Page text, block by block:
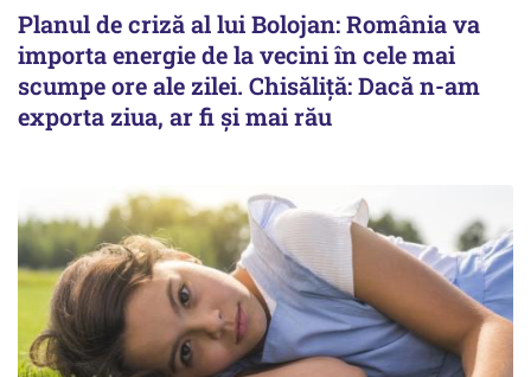
Planul de criză al lui Bolojan: România va
importa energie de la vecini în cele mai
scumpe ore ale zilei. Chisăliță: Dacă n-am
exporta ziua, ar fi și mai rău